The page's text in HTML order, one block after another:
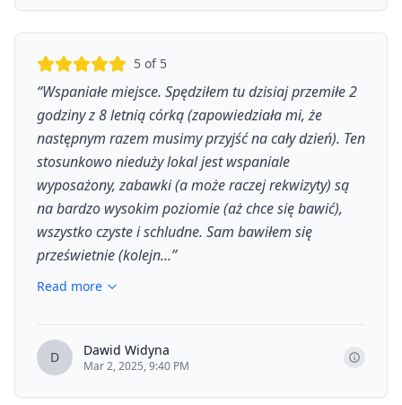
5 of 5
“Wspaniałe miejsce. Spędziłem tu dzisiaj przemiłe 2
godziny z 8 letnią córką (zapowiedziała mi, że
następnym razem musimy przyjść na cały dzień). Ten
stosunkowo nieduży lokal jest wspaniale
wyposażony, zabawki (a może raczej rekwizyty) są
na bardzo wysokim poziomie (aż chce się bawić),
wszystko czyste i schludne. Sam bawiłem się
prześwietnie (kolejn...”
Read more
D Dawid Widyna
Mar 2, 2025, 9:40 PM